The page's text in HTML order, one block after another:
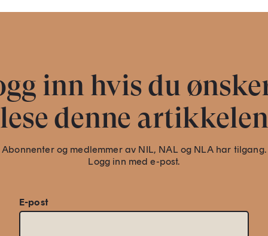
inn hvis du
lese denne artikkelen
Abonnenter og medlemmer av NIL, NAL og NLA har tilgang.
Logg inn med e-post.
E-post